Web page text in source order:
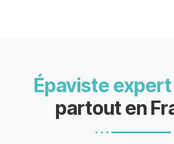
Épaviste expert
partout en